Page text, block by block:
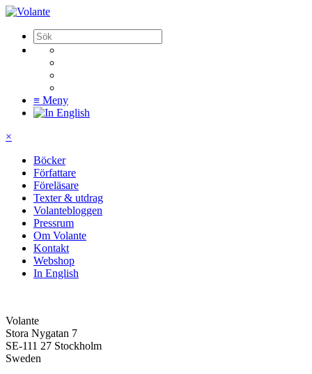
≡ Meny
×
Böcker
Författare
Föreläsare
Texter & utdrag
Volantebloggen
Pressrum
Om Volante
Kontakt
Webshop
In English
Volante
Stora Nygatan 7
SE-111 27 Stockholm
Sweden